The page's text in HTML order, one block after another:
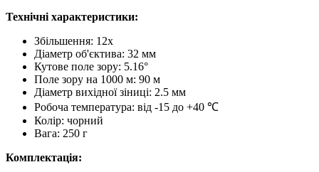
Технічні характеристики:
Збільшення: 12x
Діаметр об'єктива: 32 мм
Кутове поле зору: 5.16°
Поле зору на 1000 м: 90 м
Діаметр вихідної зіниці: 2.5 мм
Робоча температура: від -15 до +40 ℃
Колір: чорний
Вага: 250 г
Комплектація: